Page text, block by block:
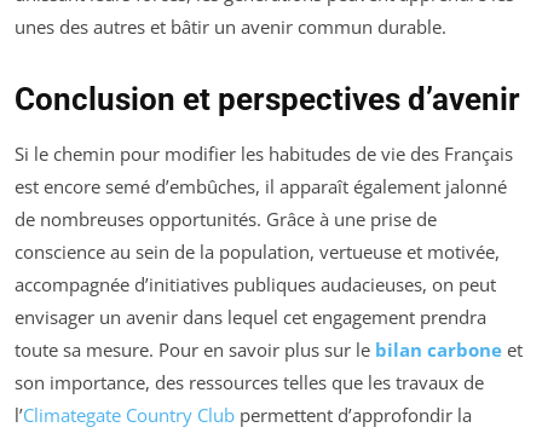
unes des autres et bâtir un avenir commun durable.
Conclusion et perspectives d’avenir
Si le chemin pour modifier les habitudes de vie des Français
est encore semé d’embûches, il apparaît également jalonné
de nombreuses opportunités. Grâce à une prise de
conscience au sein de la population, vertueuse et motivée,
accompagnée d’initiatives publiques audacieuses, on peut
envisager un avenir dans lequel cet engagement prendra
toute sa mesure. Pour en savoir plus sur le bilan carbone et
son importance, des ressources telles que les travaux de
l’Climategate Country Club permettent d’approfondir la